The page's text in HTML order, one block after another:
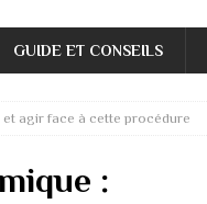
GUIDE ET CONSEILS
agir face à cette procédure
: